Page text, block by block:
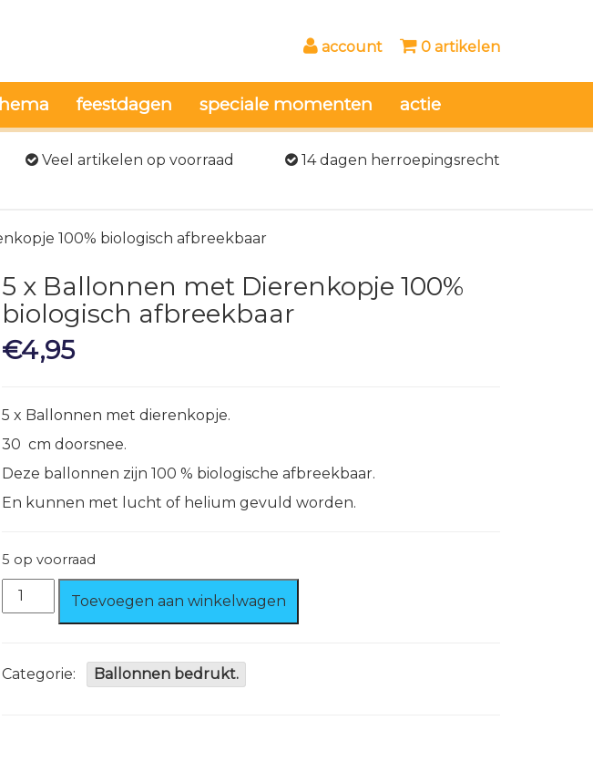
account 0 artikelen
feestdagen speciale momenten actie
Veel artikelen op voorraad 14 dagen herroepingsrecht
100% biologisch afbreekbaar
5 x Ballonnen met Dierenkopje 100%
biologisch afbreekbaar
€4,95
5 x Ballonnen met dierenkopje.
30 cm doorsnee.
Deze ballonnen zijn 100 % biologische afbreekbaar.
En kunnen met lucht of helium gevuld worden.
5 op voorraad
Ballonnen
Dierenkopje
100%
Toevoegen aan winkelwagen
Categorie: Ballonnen bedrukt.